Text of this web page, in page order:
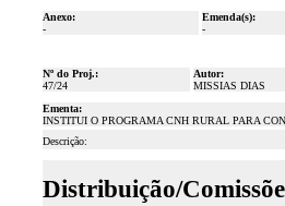
Anexo:
-
Emenda(s):
-
Nº do Proj.:
47/24
Autor:
MISSIAS DIAS
Ementa:
INSTITUI O PROGRAMA CNH RURAL PARA
Descrição:
Distribuição/